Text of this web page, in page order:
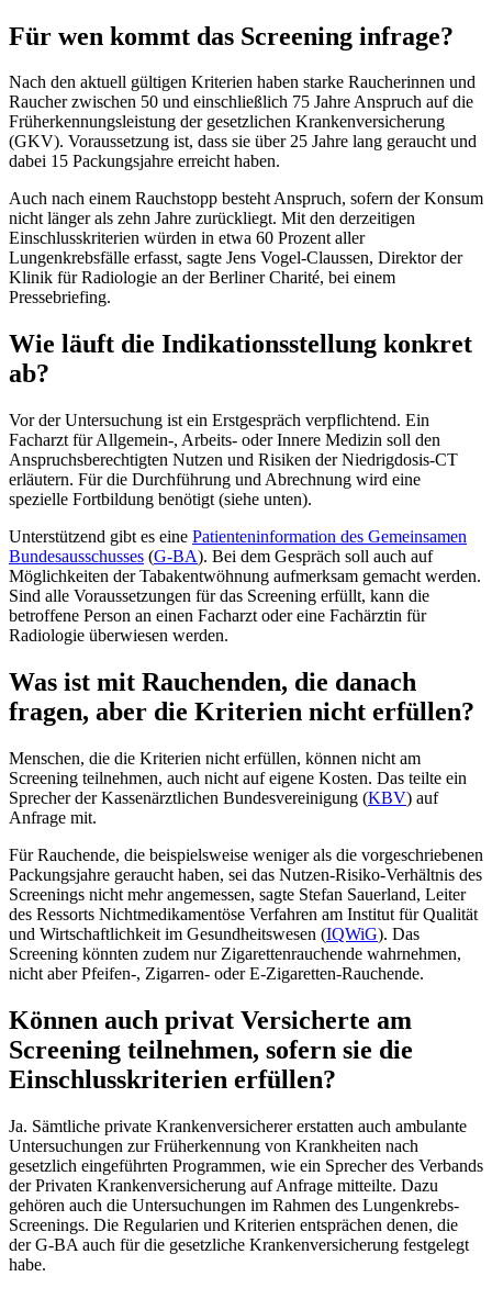
Für wen kommt das Screening infrage?
Nach den aktuell gültigen Kriterien haben starke Raucherinnen und
Raucher zwischen 50 und einschließlich 75 Jahre Anspruch auf die
Früherkennungsleistung der gesetzlichen Krankenversicherung
(GKV). Voraussetzung ist, dass sie über 25 Jahre lang geraucht und
dabei 15 Packungsjahre erreicht haben.
Auch nach einem Rauchstopp besteht Anspruch, sofern der Konsum
nicht länger als zehn Jahre ­zurückliegt. Mit den derzeitigen
Einschlusskriterien würden in etwa 60 Prozent aller
Lungenkrebsfälle erfasst, sagte Jens Vogel-Claussen, Direktor der
Klinik für Radiologie an der Berliner Charité, bei einem
Pressebriefing.
Wie läuft die Indikationsstellung konkret
ab?
Vor der Untersuchung ist ein Erstgespräch verpflichtend. Ein
Facharzt für Allgemein-, Arbeits- oder Innere Medizin soll den
Anspruchsberechtigten Nutzen und Risiken der Niedrigdosis-CT
erläutern. Für die Durchführung und Abrechnung wird eine
spezielle Fortbildung benötigt (siehe unten).
Unterstützend gibt es eine Patienteninformation des Gemeinsamen
Bundesausschusses (G-BA). Bei dem Gespräch soll auch auf
Möglichkeiten der Tabakentwöhnung aufmerksam gemacht werden.
Sind alle Voraussetzungen für das Screening erfüllt, kann die
betroffene Person an einen Facharzt oder eine Fachärztin für
Radiologie überwiesen werden.
Was ist mit Rauchenden, die danach
fragen, aber die Kriterien nicht erfüllen?
Menschen, die die Kriterien nicht erfüllen, können nicht am
Screening teilnehmen, auch nicht auf eigene Kosten. Das teilte ein
Sprecher der Kassenärztlichen Bundesvereinigung (KBV) auf
Anfrage mit.
Für Rauchende, die beispielsweise weniger als die vorgeschriebenen
Packungsjahre geraucht haben, sei das Nutzen-Risiko-Verhältnis des
Screenings nicht mehr angemessen, sagte Stefan Sauerland, Leiter
des Ressorts Nichtmedikamentöse Verfahren am Institut für Qualität
und Wirtschaftlichkeit im Gesundheitswesen (IQWiG). Das
Screening könnten zudem nur Zigarettenrauchende wahrnehmen,
nicht aber Pfeifen-, Zigarren- oder E-Zigaretten-Rauchende.
Können auch privat Versicherte am
Screening teilnehmen, sofern sie die
Einschlusskriterien erfüllen?
Ja. Sämtliche private Krankenversicherer erstatten auch ambulante
Untersuchungen zur Früherkennung von Krankheiten nach
gesetzlich eingeführten Programmen, wie ein Sprecher des Verbands
der Privaten Krankenversicherung auf Anfrage mitteilte. Dazu
gehören auch die Untersuchungen im Rahmen des Lungenkrebs-
Screenings. Die Regularien und Kriterien entsprächen denen, die
der G-BA auch für die gesetzliche Krankenversicherung festgelegt
habe.